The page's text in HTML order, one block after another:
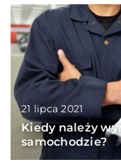
21 lipca 2021
Kiedy należy
samochodzie?